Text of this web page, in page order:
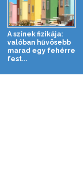
A színek fizikája:
valóban hűvösebb
marad egy fehérre
fest...